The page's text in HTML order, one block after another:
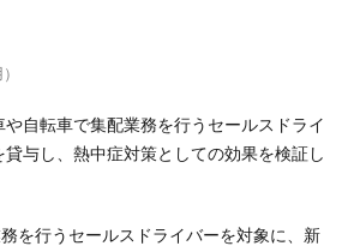
自転車で集配業務を行うセールスドライ
与し、熱中症対策としての効果を検証し
を行うセールスドライバーを対象に、新